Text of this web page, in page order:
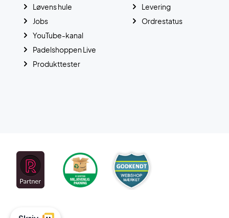
Levering
Ordrestatus
Løvens hule
Jobs
YouTube-kanal
Padelshoppen Live
Produkttester